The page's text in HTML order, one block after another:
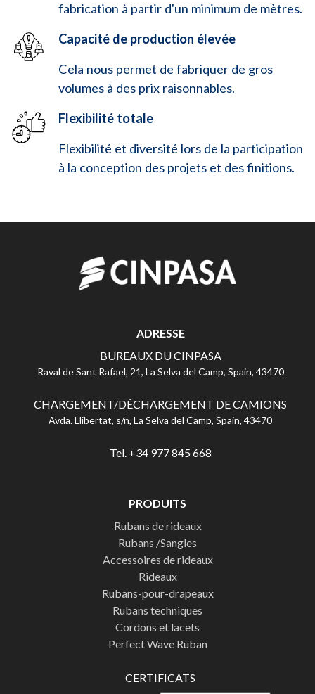
fabrication à partir d'un minimum de mètres.
Capacité de production élevée
Cela nous permet de fabriquer de gros
volumes à des prix raisonnables.
Flexibilité totale
Flexibilité et diversité lors de la participation
à la conception des projets et des finitions.
ADRESSE
BUREAUX DU CINPASA
Raval de Sant Rafael, 21, La Selva del Camp, Spain, 43470
CHARGEMENT/DÉCHARGEMENT DE CAMIONS
Avda. Llibertat, s/n, La Selva del Camp, Spain, 43470
Tel. +34 977 845 668
PRODUITS
Rubans de rideaux
Rubans /Sangles
Accessoires de rideaux
Rideaux
Rubans-pour-drapeaux
Rubans techniques
Cordons et lacets
Perfect Wave Ruban
CERTIFICATS